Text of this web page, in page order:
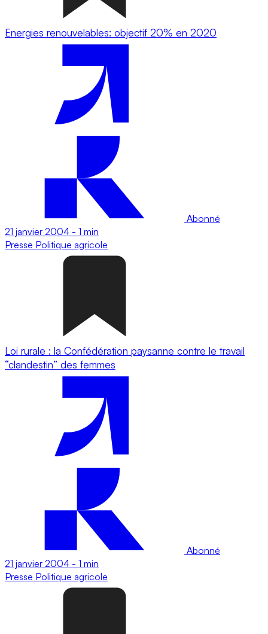
Energies renouvelables: objectif 20% en 2020
Abonné
21 janvier 2004 - 1 min
Presse Politique agricole
Loi rurale : la Confédération paysanne contre le travail
“clandestin” des femmes
Abonné
21 janvier 2004 - 1 min
Presse Politique agricole